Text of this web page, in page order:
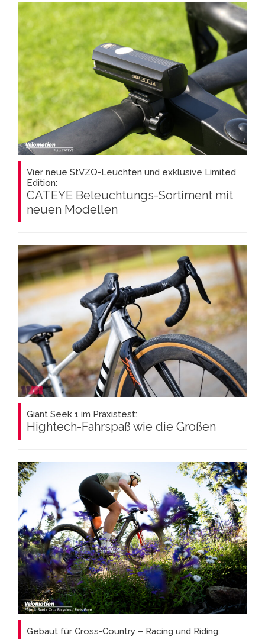
Vier neue StVZO-Leuchten und exklusive Limited
Edition:
CATEYE Beleuchtungs-Sortiment mit
neuen Modellen
Giant Seek 1 im Praxistest:
Hightech-Fahrspaß wie die Großen
Gebaut für Cross-Country – Racing und Riding: